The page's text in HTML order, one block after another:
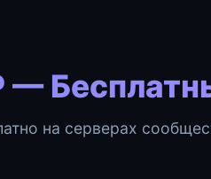
—
на серверах